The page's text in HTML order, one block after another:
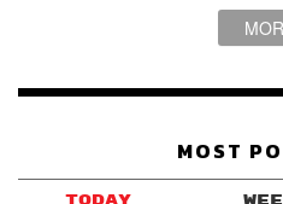
MOST